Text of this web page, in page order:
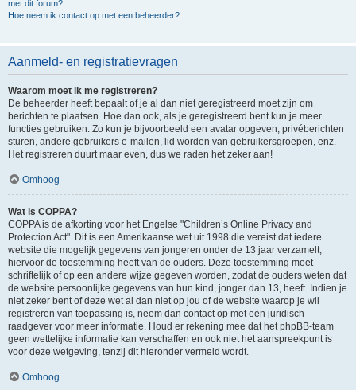
met dit forum?
Hoe neem ik contact op met een beheerder?
Aanmeld- en registratievragen
Waarom moet ik me registreren?
De beheerder heeft bepaalt of je al dan niet geregistreerd moet zijn om
berichten te plaatsen. Hoe dan ook, als je geregistreerd bent kun je meer
functies gebruiken. Zo kun je bijvoorbeeld een avatar opgeven, privéberichten
sturen, andere gebruikers e-mailen, lid worden van gebruikersgroepen, enz.
Het registreren duurt maar even, dus we raden het zeker aan!
Omhoog
Wat is COPPA?
COPPA is de afkorting voor het Engelse "Children’s Online Privacy and
Protection Act". Dit is een Amerikaanse wet uit 1998 die vereist dat iedere
website die mogelijk gegevens van jongeren onder de 13 jaar verzamelt,
hiervoor de toestemming heeft van de ouders. Deze toestemming moet
schriftelijk of op een andere wijze gegeven worden, zodat de ouders weten dat
de website persoonlijke gegevens van hun kind, jonger dan 13, heeft. Indien je
niet zeker bent of deze wet al dan niet op jou of de website waarop je wil
registreren van toepassing is, neem dan contact op met een juridisch
raadgever voor meer informatie. Houd er rekening mee dat het phpBB-team
geen wettelijke informatie kan verschaffen en ook niet het aanspreekpunt is
voor deze wetgeving, tenzij dit hieronder vermeld wordt.
Omhoog